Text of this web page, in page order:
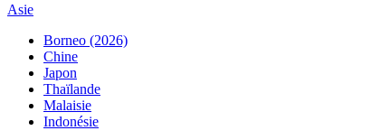
Asie
Borneo (2026)
Chine
Japon
Thaïlande
Malaisie
Indonésie